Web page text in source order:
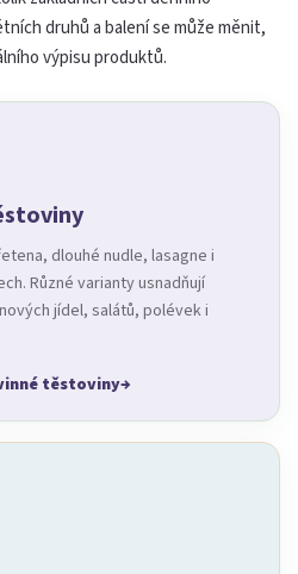
druhů a balení se může měnit,
výpisu produktů.
dlouhé nudle, lasagne i
Různé varianty usnadňují
jídel, salátů, polévek i
těstoviny